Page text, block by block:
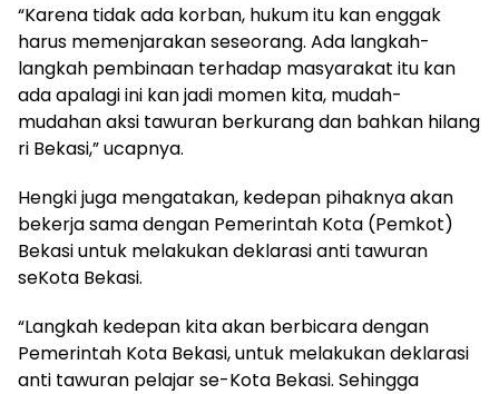
“Karena tidak ada korban, hukum itu kan enggak
harus memenjarakan seseorang. Ada langkah-
langkah pembinaan terhadap masyarakat itu kan
ada apalagi ini kan jadi momen kita, mudah-
mudahan aksi tawuran berkurang dan bahkan hilang
ri Bekasi,” ucapnya.
Hengki juga mengatakan, kedepan pihaknya akan
bekerja sama dengan Pemerintah Kota (Pemkot)
Bekasi untuk melakukan deklarasi anti tawuran
seKota Bekasi.
“Langkah kedepan kita akan berbicara dengan
Pemerintah Kota Bekasi, untuk melakukan deklarasi
anti tawuran pelajar se-Kota Bekasi. Sehingga